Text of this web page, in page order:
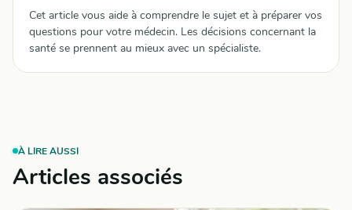
Cet article vous aide à comprendre le sujet et à préparer vos
questions pour votre médecin. Les décisions concernant la
santé se prennent au mieux avec un spécialiste.
À LIRE AUSSI
Articles associés